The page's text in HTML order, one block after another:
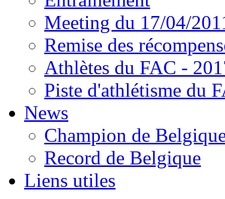
Meeting du 17/04/
Remise des
Athlètes du FAC -
Piste d'athlétisme du
News
Champion de
Record de Belgique
Liens utiles